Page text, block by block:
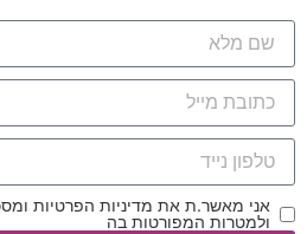
אני מאשר.ת את מדיניות הפרטיות
ולמטרות המפורטות בה